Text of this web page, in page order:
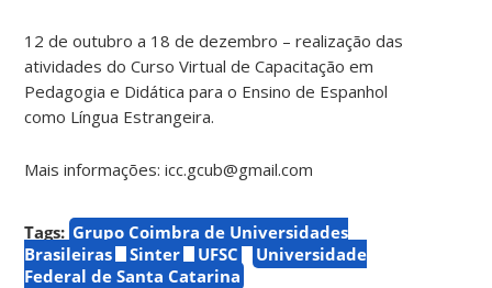
12 de outubro a 18 de dezembro – realização das
atividades do Curso Virtual de Capacitação em
Pedagogia e Didática para o Ensino de Espanhol
como Língua Estrangeira.
Mais informações: icc.gcub@gmail.com
Tags: Grupo Coimbra de Universidades
Brasileiras
Sinter UFSC
Universidade
Federal de Santa Catarina